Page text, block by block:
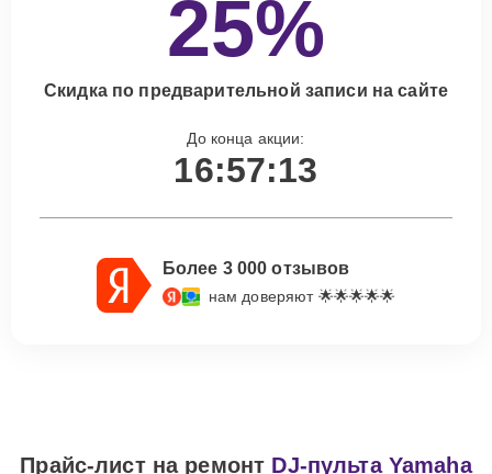
25%
Скидка по предварительной записи на сайте
До конца акции:
16:57:12
Более 3 000 отзывов
нам доверяют 🌟🌟🌟🌟🌟
Прайс-лист на ремонт DJ-пульта Yamaha